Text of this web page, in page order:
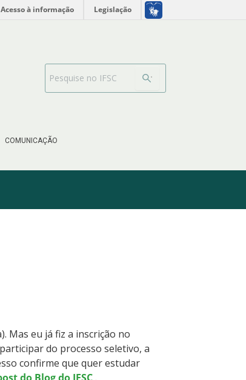
Acesso à informação Legislação
COMUNICAÇÃO
Barra de busca
Mas eu já fiz a inscrição no
do processo seletivo, a
confirme que quer estudar